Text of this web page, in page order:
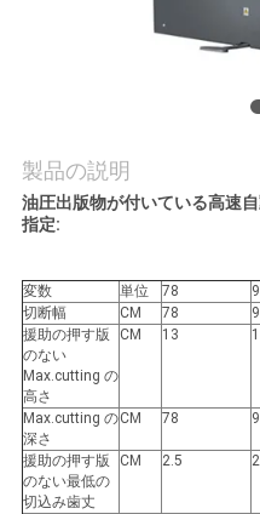
私
に
連
絡
し
な
製品の説明
油圧出版物が付いている高速
指定:
変数 単位 78
切断幅
CM 78
援助の押す版
のない
Max.cutting の
高さ
CM 13
Max.cutting の
深さ
CM 78
援助の押す版
のない最低の
切込み歯丈
CM 2.5